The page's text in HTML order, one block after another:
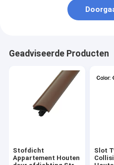
Geadviseerde Producten
Stofdicht
Appartement Houten
Slot